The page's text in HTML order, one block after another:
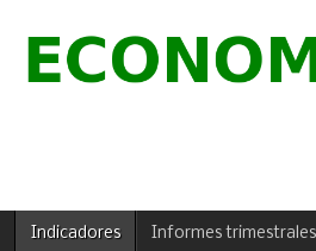
Indicadores Informes trimestrales